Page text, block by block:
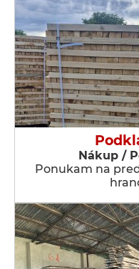
Nákup /
Ponukam na